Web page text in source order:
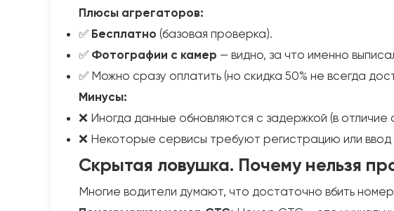
Плюсы агрегаторов:
✅ Бесплатно (базовая проверка).
✅ Фотографии с камер — видно, за что именно
✅ Можно сразу оплатить (но скидка 50% не всегда
Минусы:
❌ Иногда данные обновляются с задержкой (в
❌ Некоторые сервисы требуют регистрацию или
Скрытая ловушка. Почему нельзя
Многие водители думают, что достаточно вбить